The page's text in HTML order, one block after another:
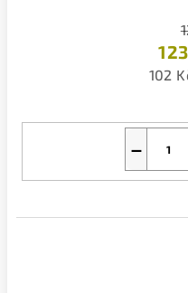
102
−